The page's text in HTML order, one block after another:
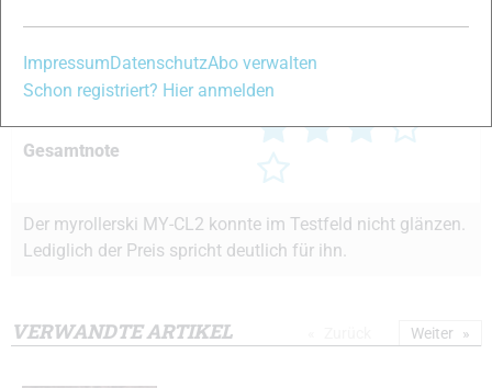
Abfahrtsverhalten
Gesamtnote
Der myrollerski MY-CL2 konnte im Testfeld nicht glänzen.
Lediglich der Preis spricht deutlich für ihn.
VERWANDTE ARTIKEL Weiter
ImpressumDatenschutzAbo verwalten
Schon registriert? Hier anmelden